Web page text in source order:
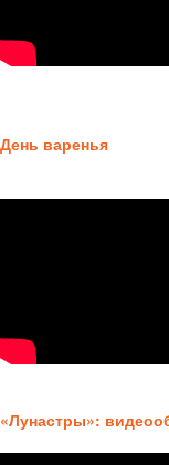
День варенья
«Лунастры»: